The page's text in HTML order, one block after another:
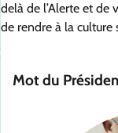
delà de l’Alerte et de
de rendre à la
Mot du